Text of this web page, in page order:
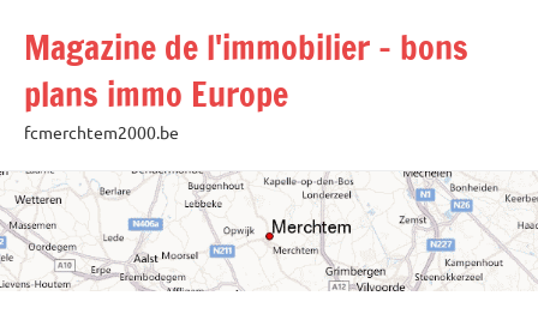
contenu
Magazine de l'immobilier – bons
plans immo Europe
fcmerchtem2000.be